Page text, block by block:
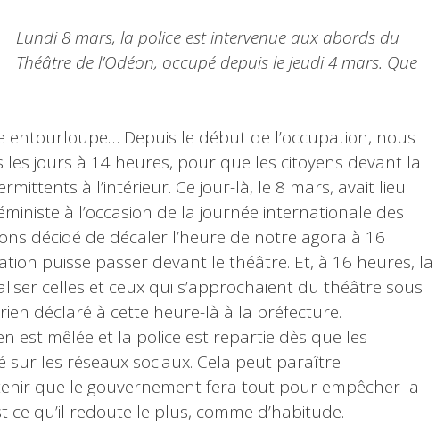
Lundi 8 mars, la police est intervenue aux abords du
Théâtre de l’Odéon, occupé depuis le jeudi 4 mars. Que
entourloupe… Depuis le début de l’occupation, nous
jours à 14 heures, pour que les citoyens devant la
à l’intérieur. Ce jour-là, le 8 mars, avait lieu
à l’occasion de la journée internationale des
décidé de décaler l’heure de notre agora à 16
puisse passer devant le théâtre. Et, à 16 heures, la
celles et ceux qui s’approchaient du théâtre sous
déclaré à cette heure-là à la préfecture.
est mêlée et la police est repartie dès que les
sur les réseaux sociaux. Cela peut paraître
que le gouvernement fera tout pour empêcher la
ce qu’il redoute le plus, comme d’habitude.